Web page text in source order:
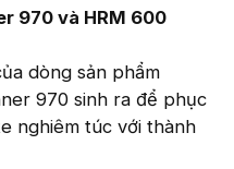
970 và HRM 600
dòng sản phẩm
970 sinh ra để phục
nghiêm túc với thành